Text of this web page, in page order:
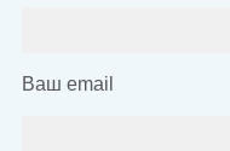
Ваш email